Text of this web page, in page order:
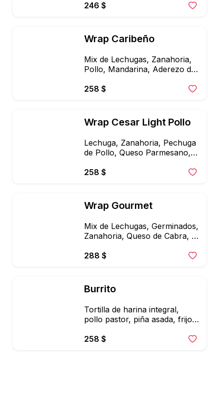
Balsamico.
246 $
Wrap Caribeño
Mix de Lechugas, Zanahoria,
Pollo, Mandarina, Aderezo de
258 $
Wrap Cesar Light Pollo
Lechuga, Zanahoria, Pechuga
de Pollo, Queso Parmesano,
258 $
Wrap Gourmet
Mix de Lechugas, Germinados,
Zanahoria, Queso de Cabra,
Aderezo de Pétalos de Rosa.
288 $
Burrito
Tortilla de harina integral,
pollo pastor, piña asada, frijol,
de aguacate con cilantro
258 $